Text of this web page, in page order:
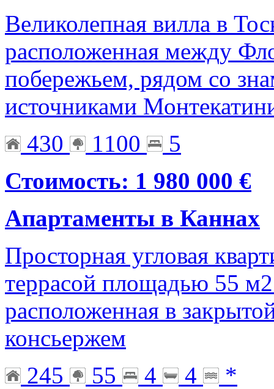
Великолепная вилла в
расположенная между
побережьем, рядом со
источниками
430
1100
5
Стоимость: 1 980 000 €
Апартаменты в Каннах
Просторная угловая
террасой площадью 55
расположенная в
консьержем
245
55 4 4
*